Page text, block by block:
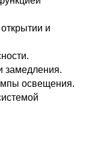
и
замедления.
освещения.